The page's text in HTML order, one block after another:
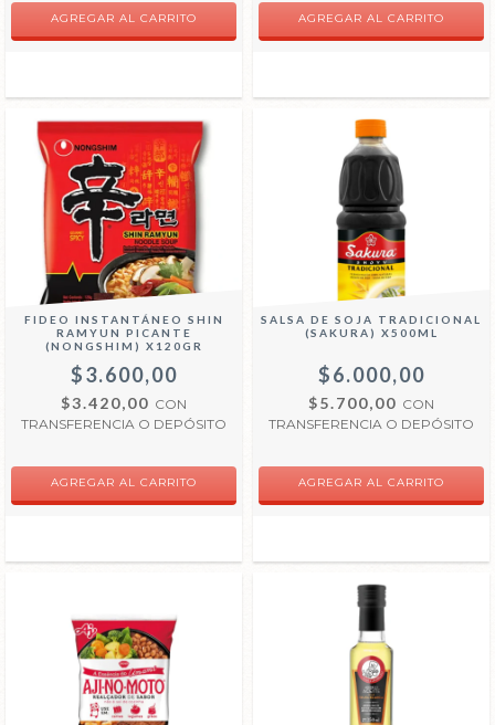
FIDEO INSTANTÁNEO SHIN
RAMYUN PICANTE
(NONGSHIM) X120GR
$3.600,00
$3.420,00 CON
TRANSFERENCIA O DEPÓSITO
SALSA DE SOJA TRADICIONAL
(SAKURA) X500ML
$6.000,00
$5.700,00 CON
TRANSFERENCIA O DEPÓSITO